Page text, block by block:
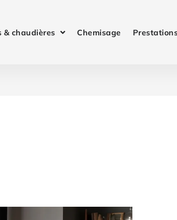
& chaudières Chemisage